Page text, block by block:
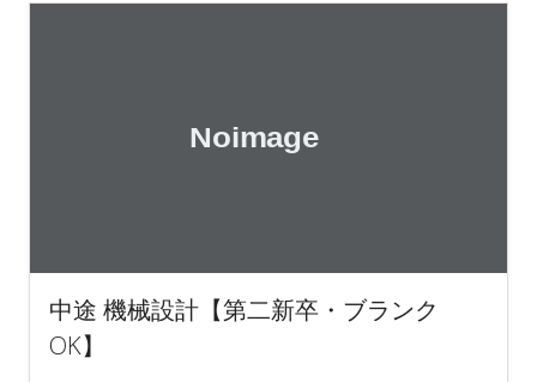
中途 機械設計【第二新卒・ブランク
OK】